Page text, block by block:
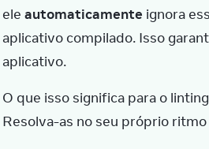
ele automaticamente ignora
aplicativo compilado. Isso
aplicativo.
O que isso significa para o
Resolva-as no seu próprio